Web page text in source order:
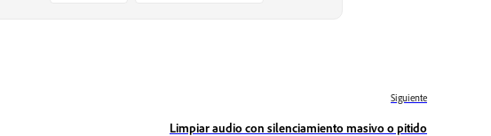
Siguiente
Limpiar audio con silenciamiento masivo o pitido